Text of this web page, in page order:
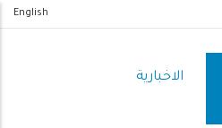
English
الاخبارية